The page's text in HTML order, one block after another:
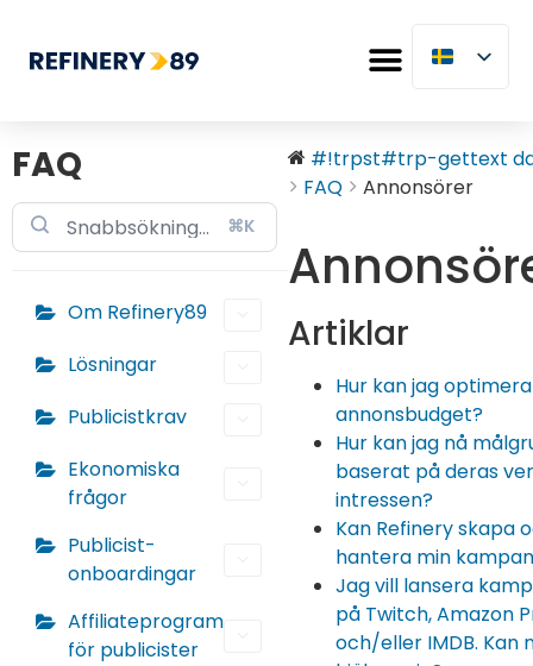
FAQ
⌘K
Om Refinery89
Lösningar
Publicistkrav
Ekonomiska
frågor
Publicist-
onboardingar
Affiliateprogram
för publicister
#!trpst#trp-gettext
FAQ
Annonsörer
Artiklar
Hur kan jag
annonsbudget?
Hur kan jag nå
baserat på deras
intressen?
Kan Refinery skapa
hantera min
Jag vill lansera
på Twitch, Amazon
och/eller IMDB. Kan